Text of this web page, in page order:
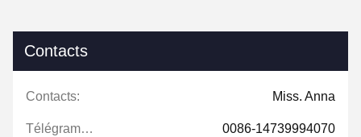
Contacts
Contacts: Miss. Anna
Télégramme: 0086-14739994070